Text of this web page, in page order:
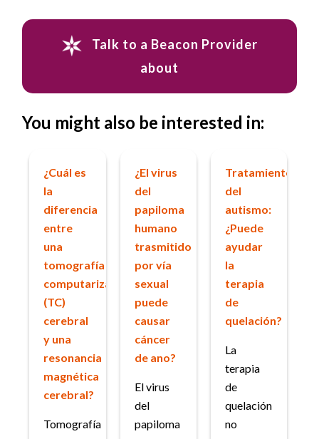
Talk to a Beacon Provider
about
You might also be interested in:
¿Cuál es
la
diferencia
entre
una
tomografía
computarizada
(TC)
cerebral
y una
resonancia
magnética
cerebral?
Tomografía
¿El virus
del
papiloma
humano
trasmitido
por vía
sexual
puede
causar
cáncer
de ano?
El virus
del
papiloma
Tratamiento
del
autismo:
¿Puede
ayudar
la
terapia
de
quelación?
La
terapia
de
quelación
no